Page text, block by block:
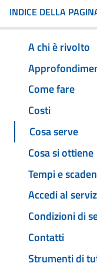
INDICE DELLA
A chi è rivolto
Come fare
Costi
Cosa serve
Cosa si ottiene
Tempi e
Accedi al
Condizioni di
Contatti
Strumenti di